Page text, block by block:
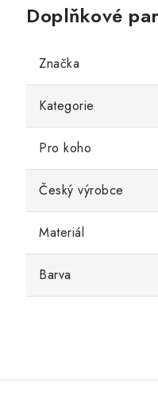
Doplňkové
Značka
Kategorie
Pro koho
Český výrobce
Materiál
Barva